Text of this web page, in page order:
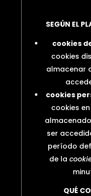
SEGÚN EL
cookies
cookies
almacenar
cookies
cookies
ser
período
de la
QUÉ